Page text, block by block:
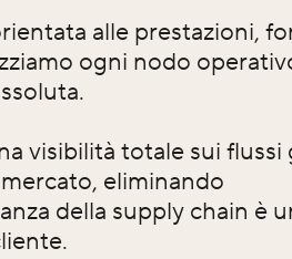
alle prestazioni,
ogni nodo
visibilità totale sui flussi
eliminando
della supply chain è